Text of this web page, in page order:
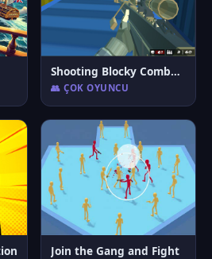
Shooting Blocky Combat Swat GunGame Survival
👥 ÇOK OYUNCU
Join the Gang and Fight